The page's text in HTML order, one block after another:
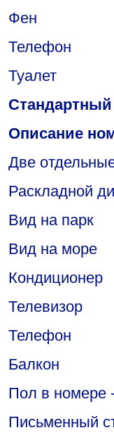
Фен
Телефон
Туалет
Описание
Две
Раскладной
Вид на парк
Вид на море
Кондиционер
Телевизор
Телефон
Балкон
Пол в номере
Письменный